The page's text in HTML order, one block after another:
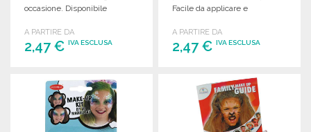
occasione. Disponibile
A PARTIRE DA
2,47 € IVA ESCLUSA
ORDINARE
Richiedi un preventivo
Facile da applicare e
A PARTIRE DA
2,47 € IVA ESCLUSA
ORDINARE
Richiedi un preventivo